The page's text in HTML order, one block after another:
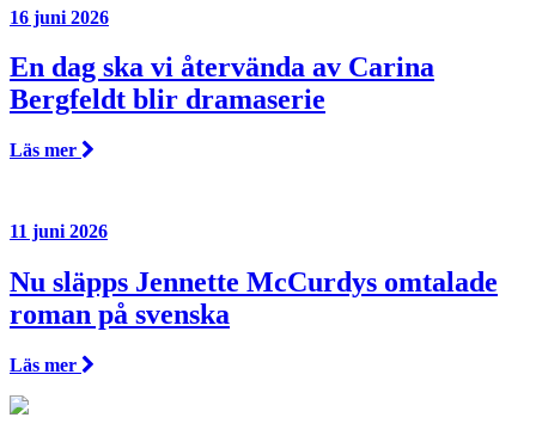
16 juni 2026
En dag ska vi återvända av Carina
Bergfeldt blir dramaserie
Läs mer
11 juni 2026
Nu släpps Jennette McCurdys omtalade
roman på svenska
Läs mer